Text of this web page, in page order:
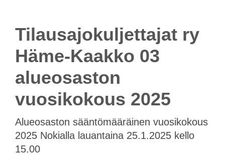
Tilausajokuljettajat ry
Häme-Kaakko 03
alueosaston
vuosikokous 2025
Alueosaston sääntömääräinen vuosikokous
2025 Nokialla lauantaina 25.1.2025 kello
15.00